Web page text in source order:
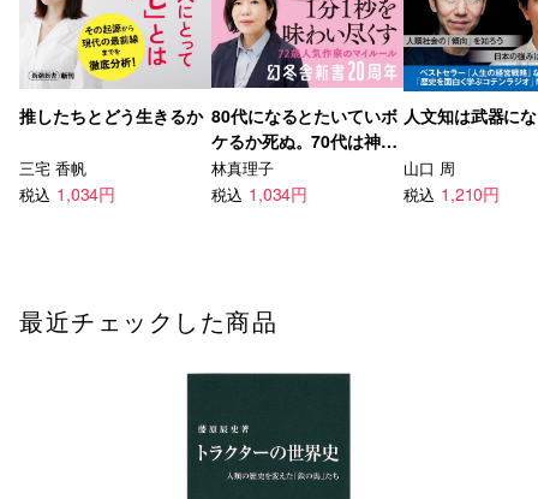
推したちとどう生きるか
三宅 香帆
税込 1,034円
80代になるとたいていボ
ケるか死ぬ。70代は神様
から与えられた特別な時
間
林真理子
税込 1,034円
人文知は武器に
山口 周
税込 1,210円
最近チェックした商品